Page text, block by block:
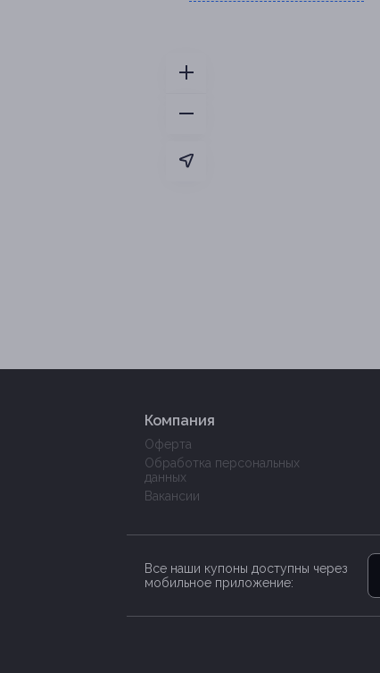
Компания
Оферта
Обработка персональных
данных
Вакансии
Все наши купоны доступны через
мобильное приложение: